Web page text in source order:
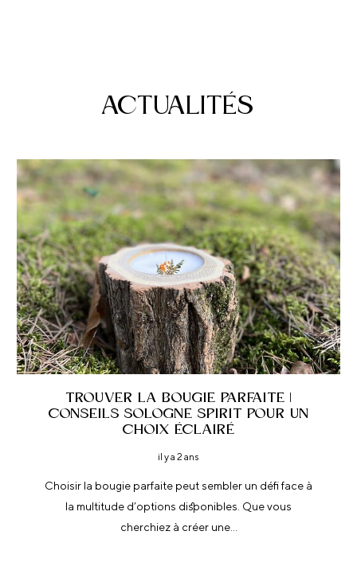
ACTUALITÉS
TROUVER LA BOUGIE PARFAITE |
CONSEILS SOLOGNE SPIRIT POUR UN
CHOIX ÉCLAIRÉ
il y a 2 ans
Choisir la bougie parfaite peut sembler un défi face à
la multitude d’options disponibles. Que vous
cherchiez à créer une…